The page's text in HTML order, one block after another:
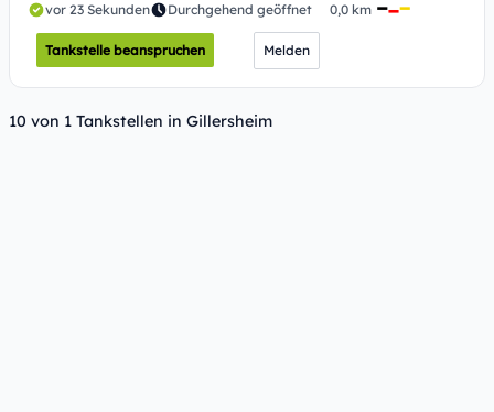
vor 23 Sekunden Durchgehend geöffnet 0,0 km
Tankstelle beanspruchen Melden
10 von 1 Tankstellen in Gillersheim